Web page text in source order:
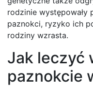
rodzinie występowały
paznokci, ryzyko ich
rodziny wzrasta.
Jak leczyć
paznokcie